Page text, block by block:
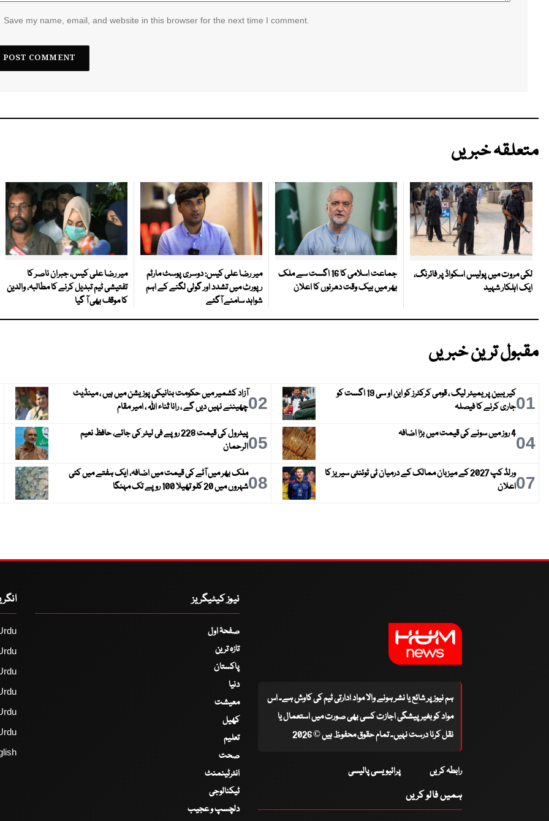
Save my name, email, and website in this browser for the next time I comment.
متعلقہ خبریں
لکی مروت میں پولیس اسکواڈ پر فائرنگ،
ایک اہلکار شہید
جماعت اسلامی کا 16 اگست سے ملک
بھر میں بیک وقت دھرنوں کا اعلان
میر رضا علی کیس: دوسری پوسٹ مارٹم
رپورٹ میں تشدد اور گولی لگنے کے اہم
شواہد سامنے آگئے
میر رضا علی کیس، جبران ناصر کا
تفتیشی ٹیم تبدیل کرنے کا مطالبہ، والدین
کا موقف بھی آ گیا
مقبول ترین خبریں
01
کیریبین پریمیئر لیگ ، قومی کرکٹرز کو این او سی 19 اگست کو
جاری کرنے کا فیصلہ
02آزاد کشمیر میں حکومت بنانیکی پوزیشن میں ہیں ، مینڈیٹ
چھیننے نہیں دیں گے ، رانا ثناء اللہ ، امیر مقام
044 روز میں سونے کی قیمت میں بڑا اضافہ 05
پیٹرول کی قیمت 228 روپے فی لیٹر کی جائے، حافظ نعیم
الرحمان
07
ورلڈ کپ 2027 کے میزبان ممالک کے درمیان ٹی ٹوئنٹی سیریز کا
اعلان
08ملک بھر میں آٹے کی قیمت میں اضافہ، ایک ہفتے میں کئی
شہروں میں 20 کلو تھیلا 100 روپے تک مہنگا
ہم نیوز پر شائع یا نشر ہونے والا مواد ادارتی ٹیم کی کاوش ہے۔ اس
مواد کو بغیر پیشگی اجازت کسی بھی صورت میں استعمال یا
نقل کرنا درست نہیں۔ تمام حقوق محفوظ ہیں © 2026
رابطہ کریں پرائیویسی پالیسی
ہمیں فالو کریں
نیوز کیٹیگریز
صفحۂ اول
تازہ ترین
پاکستان
دنیا
معیشت
کھیل
تعلیم
صحت
انٹرٹینمنٹ
ٹیکنالوجی
دلچسپ و عجیب